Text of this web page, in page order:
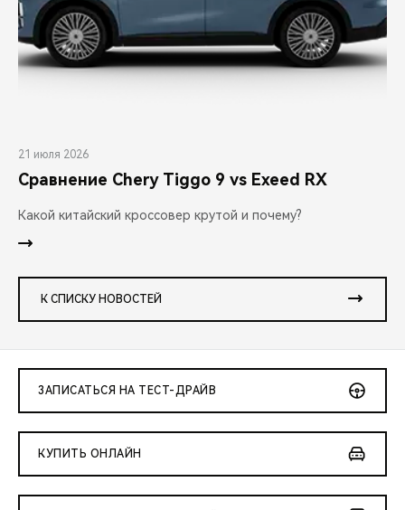
21 июля 2026
Сравнение Chery Tiggo 9 vs Exeed RX
Какой китайский кроссовер крутой и почему?
К СПИСКУ НОВОСТЕЙ
ЗАПИСАТЬСЯ НА ТЕСТ-ДРАЙВ
КУПИТЬ ОНЛАЙН